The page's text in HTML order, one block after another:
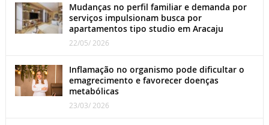
Mudanças no perfil familiar e demanda por
serviços impulsionam busca por
apartamentos tipo studio em Aracaju
22/05/ 2026
Inflamação no organismo pode dificultar o
emagrecimento e favorecer doenças
metabólicas
23/03/ 2026